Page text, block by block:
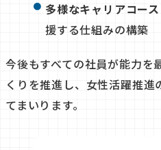
多様なキャリアコース
援する仕組みの構築
今後もすべての社員が能力を
くりを推進し、女性活躍推
てまいります。